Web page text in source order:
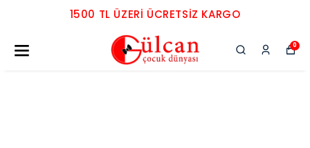
1500 TL ÜZERI ÜCRETSIZ KARGO
0